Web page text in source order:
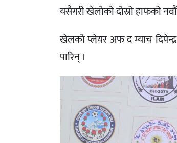
यसैगरी खेलोको दोस्रो हाफको
खेलको प्लेयर अफ द म्याच
पारिन् ।